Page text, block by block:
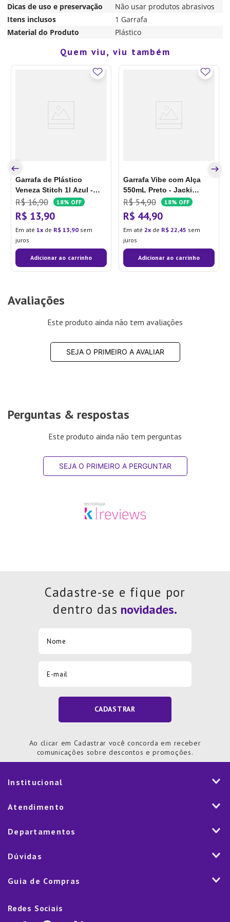
Dicas de uso e preservação
Não usar produtos abrasivos
Itens inclusos
1 Garrafa
Material do Produto
Plástico
Quem viu, viu também
Garrafa de Plástico
Veneza Stitch 1l Azul -
Tiba
R$ 16,90 18% OFF
R$ 13,90
Em até 1 de R$ 13,90 sem
juros
Adicionar ao carrinho
Garrafa Vibe com Alça
550mL Preto - Jacki
Design
R$ 54,90 18% OFF
R$ 44,90
Em até 2 de R$ 22,45 sem
juros
Adicionar ao carrinho
Avaliações
Este produto ainda não tem avaliações
SEJA O PRIMEIRO A AVALIAR
Perguntas & respostas
Este produto ainda não tem perguntas
SEJA O PRIMEIRO A PERGUNTAR
Cadastre-se e fique por
dentro das
CADASTRAR
Ao clicar em Cadastrar você concorda em receber
comunicações sobre descontos e promoções.
Institucional
História
Nossas Lojas
Marketplace
Atendimento
Fale Conosco
Trocas e Devoluções
Rastreamento de pedido
Televendas:
(11) 5445-1010
Departamentos
Mesa
Eletroportáteis
Cama, mesa e banho
Dúvidas
Como Comprar
Política de Cookies
Guia de Compras
Redes Sociais